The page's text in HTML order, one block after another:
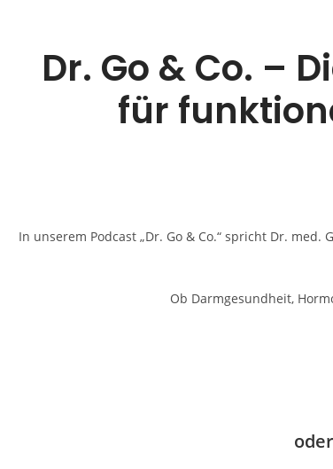
Dr. Go & Co. –
für
In unserem Podcast „Dr. Go & Co.“spricht Dr. med.
Ob Darmgesundheit,